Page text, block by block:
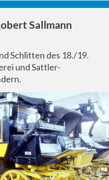
Sallmann
Schlitten des 18./19.
und Sattler-